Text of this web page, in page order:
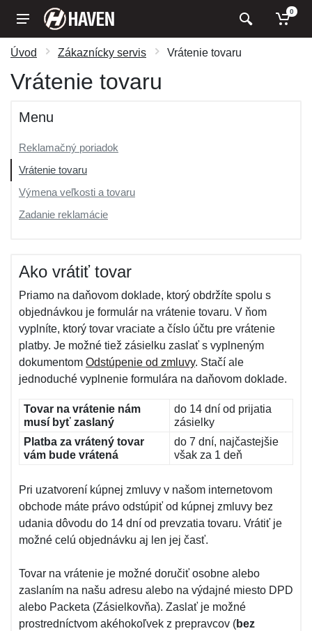
0
Úvod Zákaznícky servis Vrátenie tovaru
Vrátenie tovaru
Menu
Reklamačný poriadok
Vrátenie tovaru
Výmena veľkosti a tovaru
Zadanie reklamácie
Ako vrátiť tovar
Priamo na daňovom doklade, ktorý obdržíte spolu s
objednávkou je formulár na vrátenie tovaru. V ňom
vyplníte, ktorý tovar vraciate a číslo účtu pre vrátenie
platby. Je možné tiež zásielku zaslať s vyplneným
dokumentom Odstúpenie od zmluvy. Stačí ale
jednoduché vyplnenie formulára na daňovom doklade.
Tovar na vrátenie nám
musí byť zaslaný
do 14 dní od prijatia
zásielky
Platba za vrátený tovar
vám bude vrátená
do 7 dní, najčastejšie
však za 1 deň
Pri uzatvorení kúpnej zmluvy v našom internetovom
obchode máte právo odstúpiť od kúpnej zmluvy bez
udania dôvodu do 14 dní od prevzatia tovaru. Vrátiť je
možné celú objednávku aj len jej časť.
Tovar na vrátenie je možné doručiť osobne alebo
zaslaním na našu adresu alebo na výdajné miesto DPD
alebo Packeta (Zásielkovňa). Zaslať je možné
prostredníctvom akéhokoľvek z prepravcov (bez